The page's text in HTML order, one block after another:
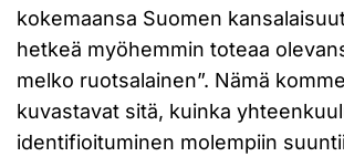
kokemaansa Suomen
hetkeä myöhemmin toteaa
melko ruotsalainen”. Nämä
kuvastavat sitä, kuinka
identifioituminen molempiin